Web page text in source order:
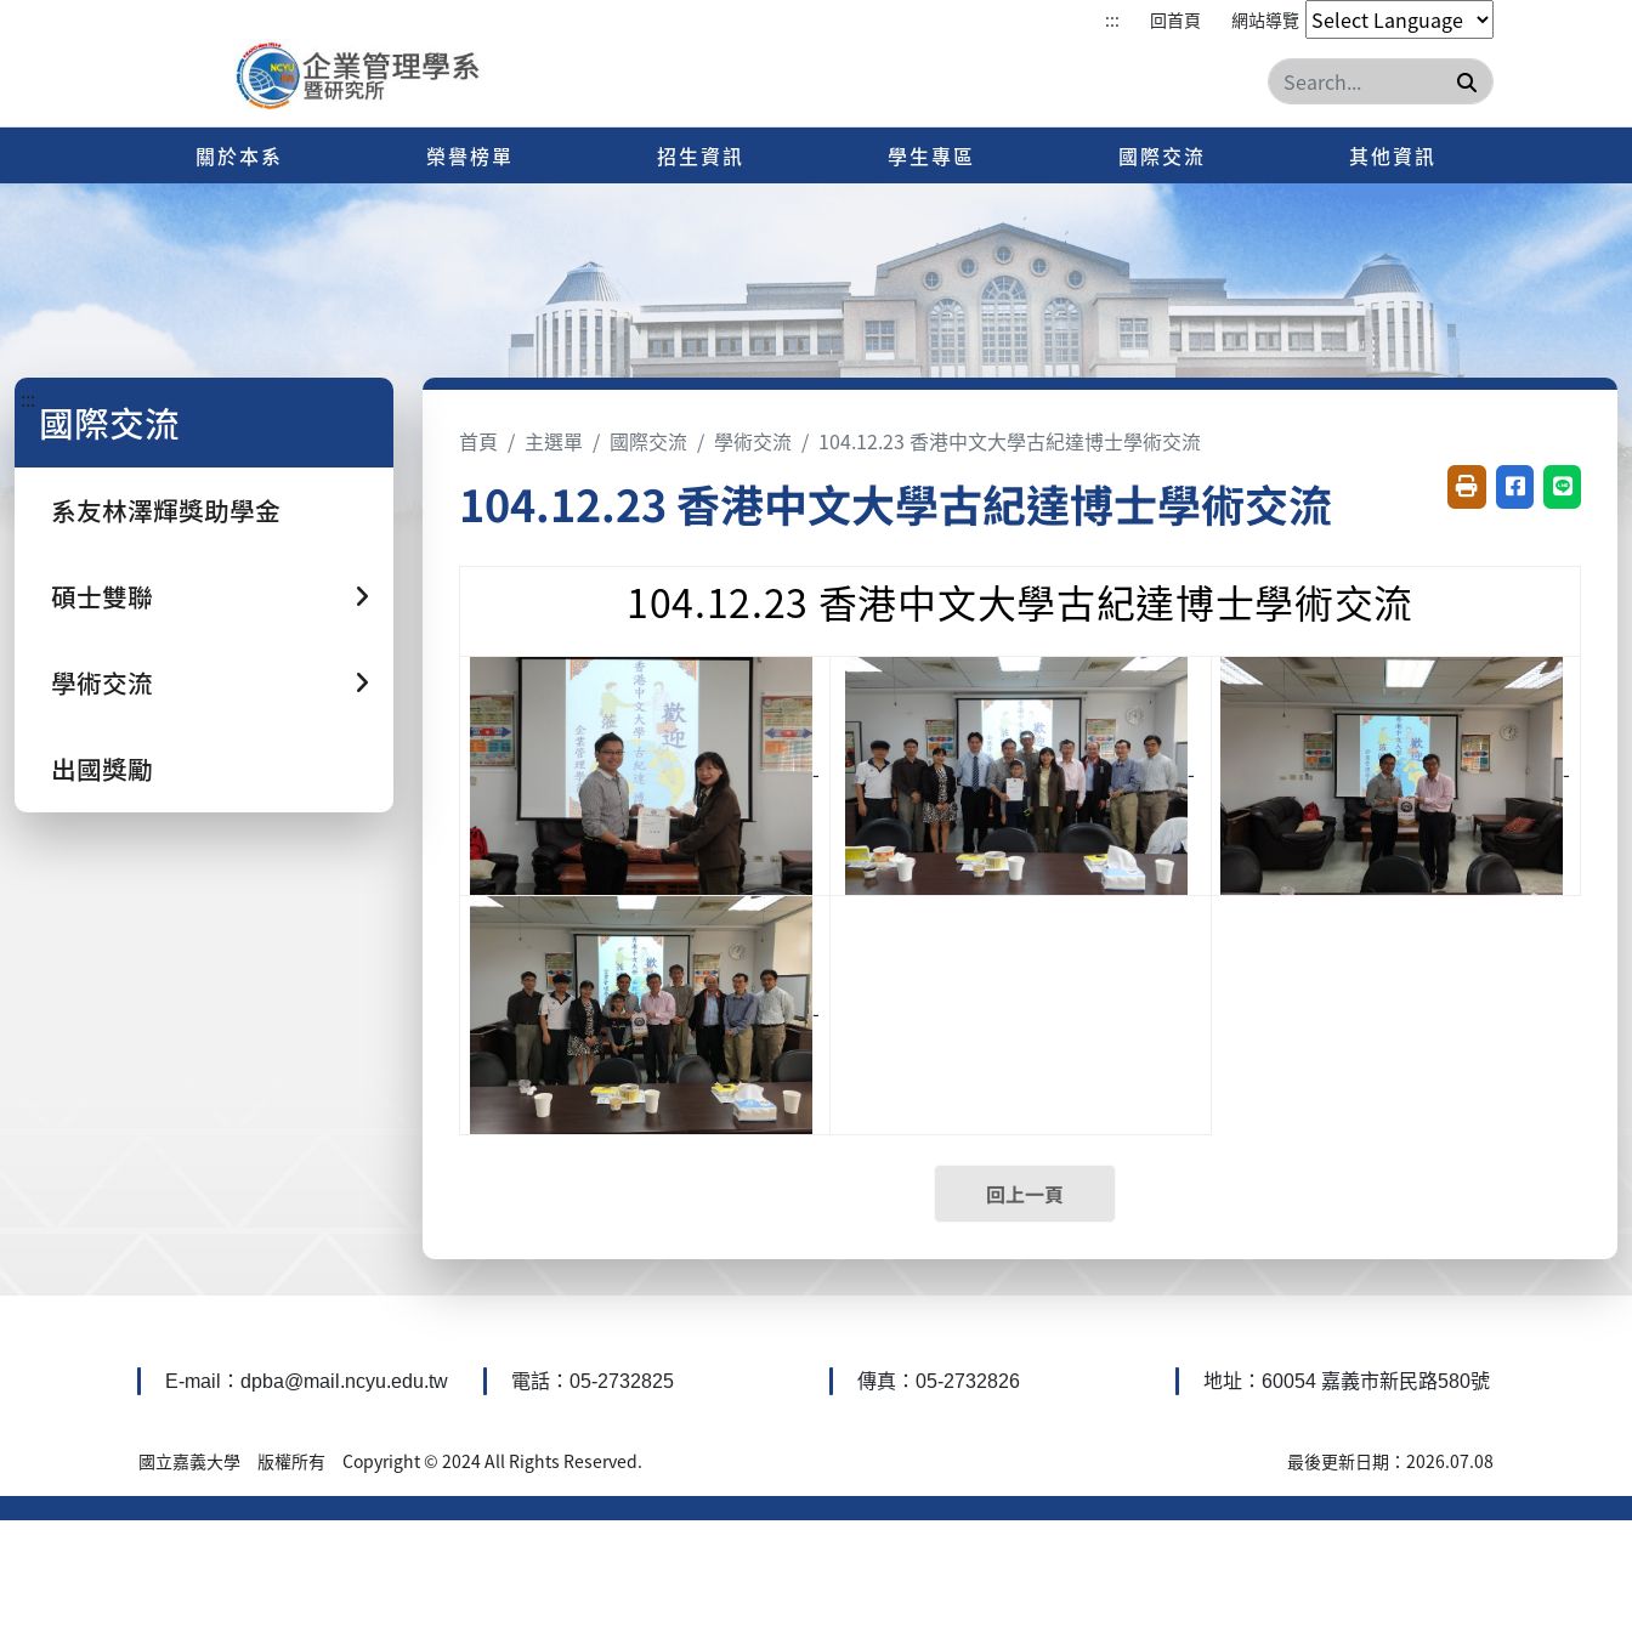
::: 回首頁 網站導覽
搜尋
關於本系 榮譽榜單 招生資訊 學生專區 國際交流 其他資訊
::: 國際交流
系友林澤輝獎助學金
碩士雙聯
學術交流
出國獎勵
首頁 主選單 國際交流 學術交流 104.12.23 香港中文大學古紀達博士學術交流
104.12.23 香港中文大學古紀達博士學術交流 友善列印(開新視窗)
分享至臉書(
分享至
104.12.23 香港中文大學古紀達博士學術交流
- - -
-
回上一頁
E-mail：dpba@mail.ncyu.edu.tw 電話：05-2732825 傳真：05-2732826 地址：60054 嘉義市新民路580號
國立嘉義大學 版權所有 Copyright © 2024 All Rights Reserved. 最後更新日期：2026.07.08